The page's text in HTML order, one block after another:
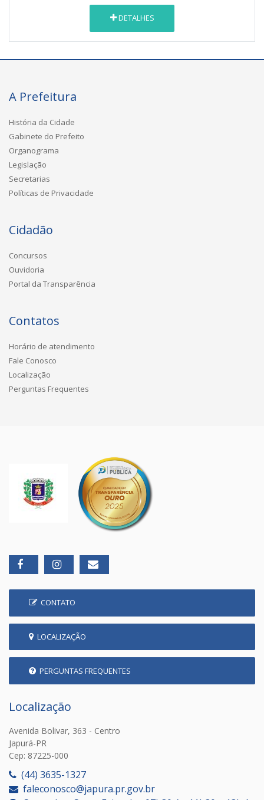
DETALHES
A Prefeitura
História da Cidade
Gabinete do Prefeito
Organograma
Legislação
Secretarias
Políticas de Privacidade
Cidadão
Concursos
Ouvidoria
Portal da Transparência
Contatos
Horário de atendimento
Fale Conosco
Localização
Perguntas Frequentes
CONTATO
LOCALIZAÇÃO
PERGUNTAS FREQUENTES
Localização
Avenida Bolivar, 363 - Centro
Japurá-PR
Cep: 87225-000
(44) 3635-1327
faleconosco@japura.pr.gov.br